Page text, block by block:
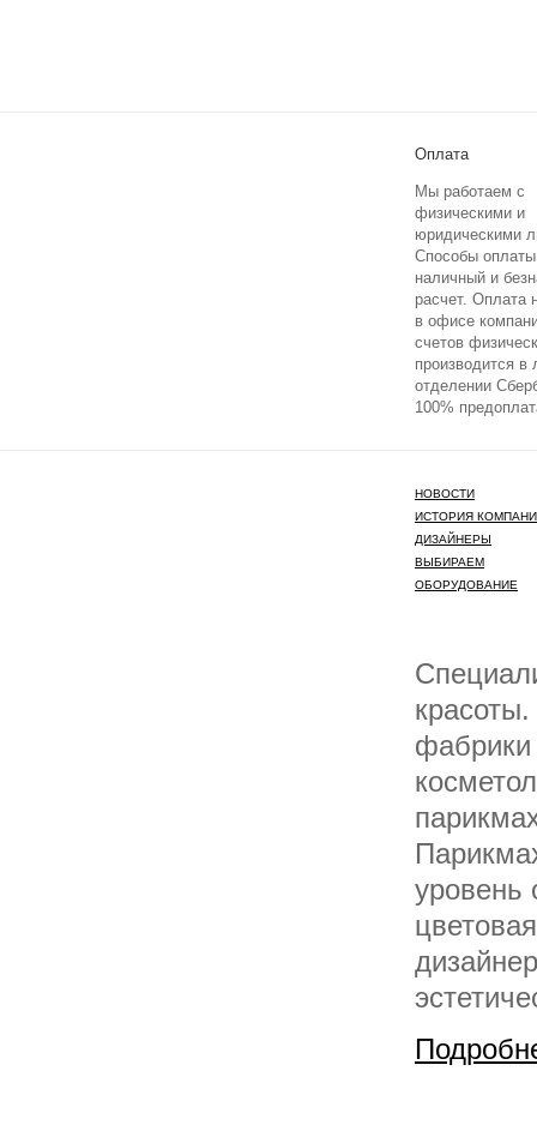
Оплата
Мы работаем с
физическими и
юридическими
Способы
наличный и
расчет. Оплата
в офисе
счетов
производится
отделении
100%
НОВОСТИ
ИСТОРИЯ
ДИЗАЙНЕРЫ
ВЫБИРАЕМ
ОБОРУДОВАНИЕ
фабрики
уровень